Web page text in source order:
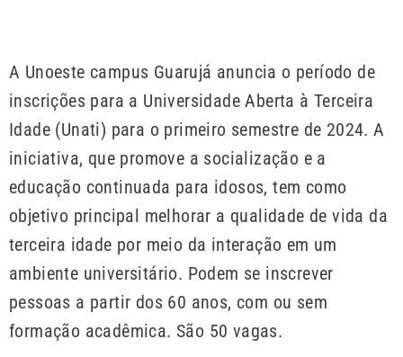
A Unoeste campus Guarujá anuncia o período de
inscrições para a Universidade Aberta à Terceira
Idade (Unati) para o primeiro semestre de 2024. A
iniciativa, que promove a socialização e a
educação continuada para idosos, tem como
objetivo principal melhorar a qualidade de vida da
terceira idade por meio da interação em um
ambiente universitário. Podem se inscrever
pessoas a partir dos 60 anos, com ou sem
formação acadêmica. São 50 vagas.